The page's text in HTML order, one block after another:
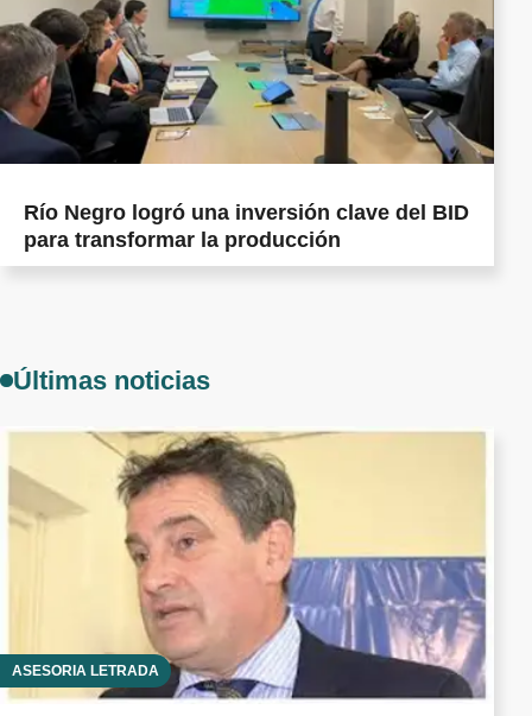
Río Negro logró una inversión clave del BID
para transformar la producción
Últimas noticias
ASESORÍA LETRADA